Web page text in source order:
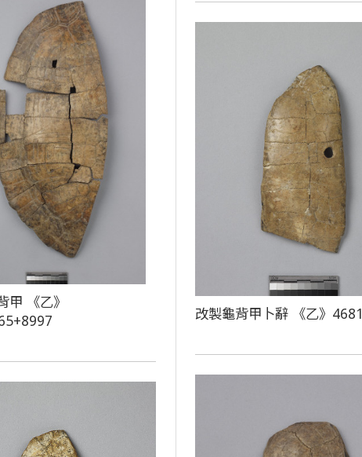
甲 《乙》
改製龜背甲卜辭 《乙》4681